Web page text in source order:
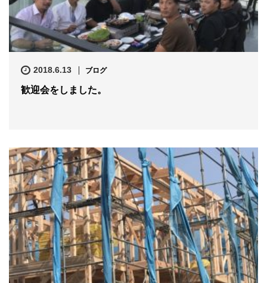
2018.6.13 ブログ
歓迎会をしました。